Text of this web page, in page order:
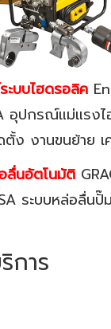
บบไฮดรอลิค
อุปกรณ์แม่แรงไ
ง งานขนย้าย
ลื่นอัตโนมัติ
ระบบหล่อลื่นปั๊
การ